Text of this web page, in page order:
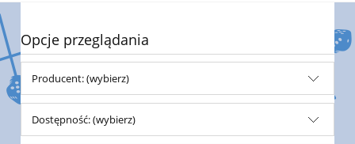
Opcje przeglądania
Producent: (wybierz)
Dostępność: (wybierz)